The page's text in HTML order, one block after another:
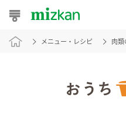
おうちレシピ
メニュー・レシピ 肉類